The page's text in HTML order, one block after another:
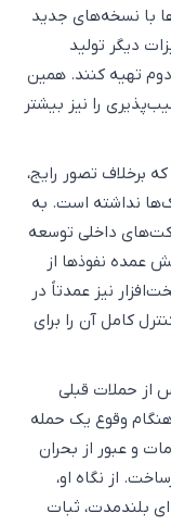
با نسخه‌های جدید
دیگر تولید
تهیه کنند. همین
را نیز بیشتر
برخلاف تصور رایج،
نداشته است. به
داخلی توسعه
عمده نفوذها از
نیز عمدتاً در
کامل آن را برای
از حملات قبلی
وقوع یک حمله
و عبور از بحران
از نگاه او،
بلندمدت، ثبات